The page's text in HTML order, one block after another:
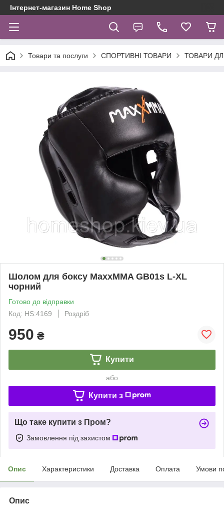
Інтернет-магазин Home Shop
Товари та послуги СПОРТИВНІ ТОВАРИ ТОВАРИ
Шолом для боксу MaxxMMA GB01s L-XL
чорний
Готово до відправки
Код: HS:4169
Роздріб
950 ₴
Купити
або
Купити з
Що таке купити з Пром?
Замовлення під захистом
Опис Характеристики Доставка Оплата Умови
Опис